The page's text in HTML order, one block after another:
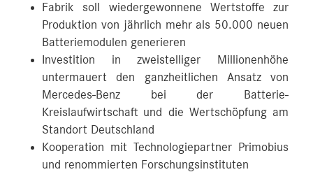
Fabrik soll wiedergewonnene Wertstoffe zur
Produktion von jährlich mehr als 50.000 neuen
Batteriemodulen generieren
Investition in zweistelliger Millionenhöhe
untermauert den ganzheitlichen Ansatz von
Mercedes-Benz bei der Batterie-
Kreislaufwirtschaft und die Wertschöpfung am
Standort Deutschland
Kooperation mit Technologiepartner Primobius
und renommierten Forschungsinstituten